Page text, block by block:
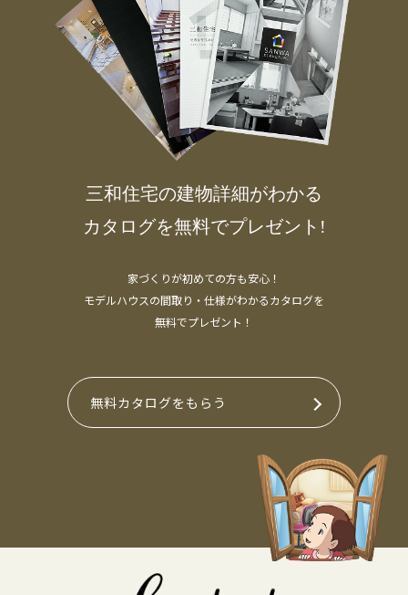
三和住宅の建物詳細がわかる
カタログを無料でプレゼント!
家づくりが初めての方も安心！
モデルハウスの間取り・仕様がわかるカタログを
無料でプレゼント！
無料カタログをもらう